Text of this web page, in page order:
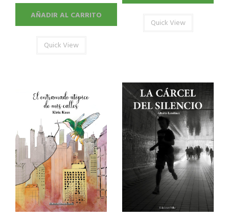
AÑADIR AL CARRITO
Quick View
Quick View